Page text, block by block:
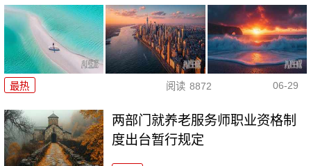
最热 阅读 8872 06-29
两部门就养老服务师职业资格制
度出台暂行规定